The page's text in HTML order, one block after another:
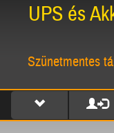
UPS és
Szünetmentes